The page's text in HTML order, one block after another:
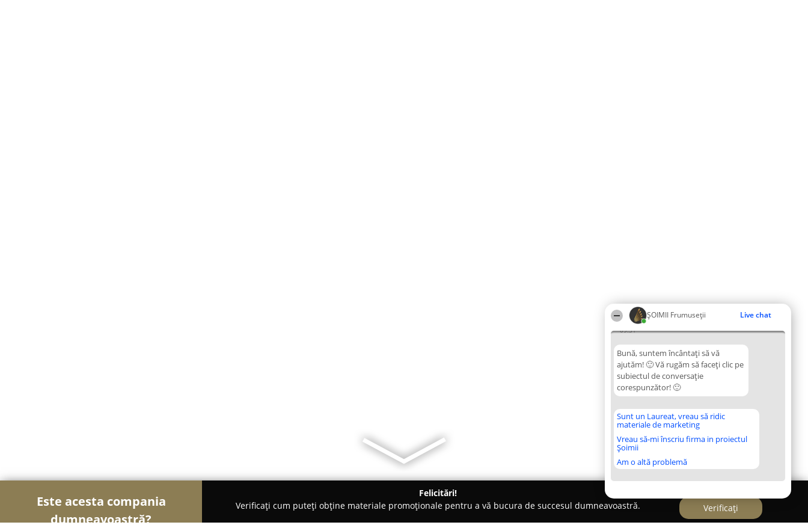
ȘOIMII Frumuseții Live chat
09:31
Bună, suntem încântați să vă
ajutăm! 🙂 Vă rugăm să faceți clic pe
subiectul de conversație
corespunzător! 🙂
Sunt un Laureat, vreau să ridic
materiale de marketing
Vreau să-mi înscriu firma in proiectul
Șoimii
Am o altă problemă
Este acesta compania
dumneavoastră?
Felicitări!
Verificați cum puteți obține materiale promoționale pentru a vă bucura de succesul dumneavoastră.
Verificați